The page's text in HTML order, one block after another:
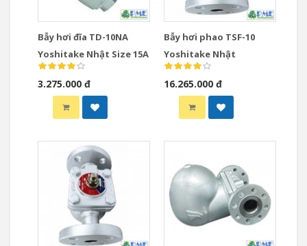
Bẫy hơi đĩa TD-10NA
Yoshitake Nhật Size 15A
3.275.000 đ
Bẫy hơi phao TSF-10
Yoshitake Nhật
16.265.000 đ